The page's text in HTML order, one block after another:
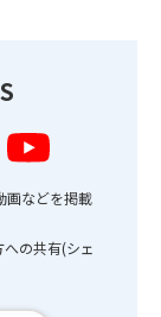
画などを掲載
の共有(シェ